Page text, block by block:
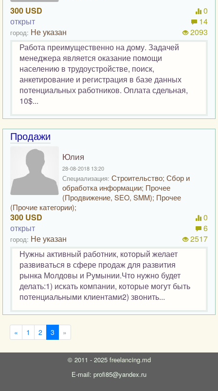
300 USD
открыт
город: Не указан
0
14
2093
Работа преимущественно на дому. Задачей
менеджера является оказание помощи
населению в трудоустройстве, поиск,
анкетирование и регистрация в базе данных
потенциальных работников. Оплата сдельная,
10$...
Продажи
Юлия
28-08-2018 13:20
Специализация: Строительство; Сбор и
обработка информации; Прочее
(Продвижение, SEO, SMM); Прочее
(Прочие категории);
300 USD
открыт
город: Не указан
0
6
2517
Нужны активный работник, который желает
развиваться в сфере продаж для развития
рынка Молдовы и Румынии.Что нужно будет
делать:1) искать компании, которые могут быть
потенциальными клиентами2) звонить...
« 1 2 3 »
© 2011 - 2025 freelancing.md
E-mail: profi85@yandex.ru